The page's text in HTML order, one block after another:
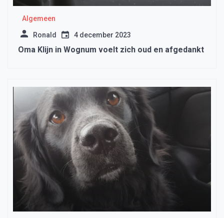
Algemeen
Ronald 4 december 2023
Oma Klijn in Wognum voelt zich oud en afgedankt